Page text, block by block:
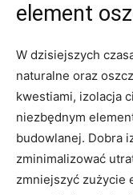
element
W dzisiejszych
naturalne oraz⁣
kwestiami,‍ izolacja
niezbędnym
budowlanej. Dobra
zminimalizować
zmniejszyć zużycie